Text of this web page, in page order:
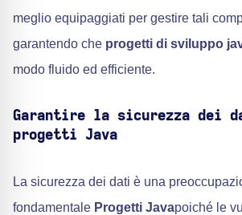
meglio equipaggiati per gestire tali
garantendo che progetti di sviluppo
modo fluido ed efficiente.
Garantire la sicurezza dei
progetti Java
La sicurezza dei dati è una
fondamentale Progetti Javapoiché le